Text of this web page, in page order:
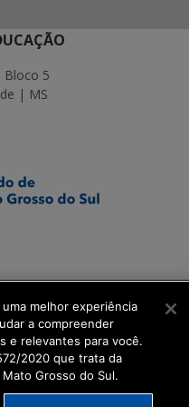
Bloco 5
| MS
melhor experiência
a compreender
e relevantes para você.
2020 que trata da
Grosso do Sul.